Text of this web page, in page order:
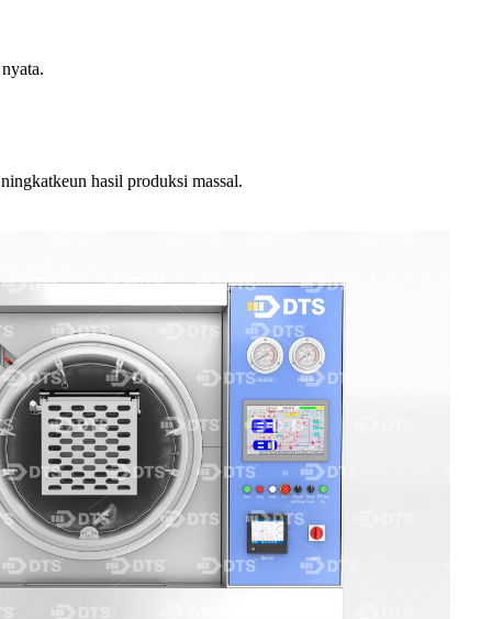
hasil produksi massal.